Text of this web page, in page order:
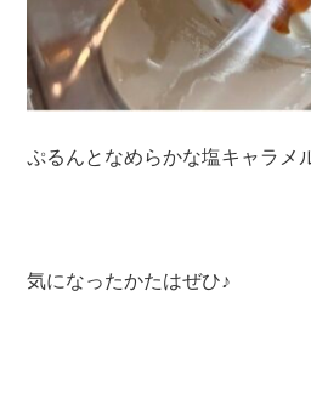
ぷるんとなめらかな塩キャラメ
気になったかたはぜひ♪